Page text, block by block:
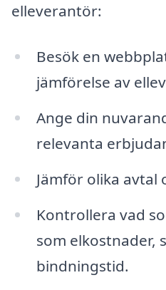
elleverantör:
Besök en
jämförelse av
Ange din
relevanta
Jämför olika avtal
Kontrollera vad
som elkostnader,
bindningstid.